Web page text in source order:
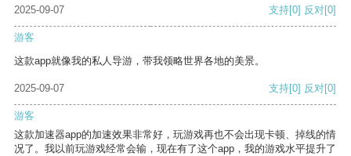
2025-09-07 支持[0] 反对[0]
游客
这款app就像我的私人导游，带我领略世界各地的美景。
2025-09-07 支持[0] 反对[0]
游客
这款加速器app的加速效果非常好，玩游戏再也不会出现卡顿、掉线的情
况了。我以前玩游戏经常会输，现在有了这个app，我的游戏水平提升了